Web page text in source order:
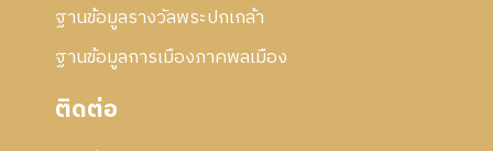
ฐานข้อมูลรางวัลพระปกเกล้า
ฐานข้อมูลการเมืองภาคพลเมือง
ติดต่อ